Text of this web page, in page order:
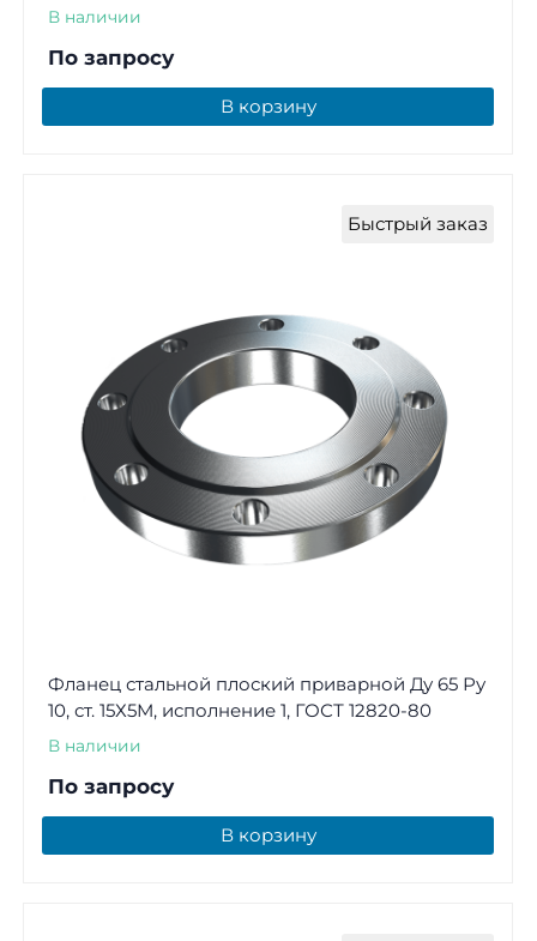
В наличии
По запросу
В корзину
Быстрый заказ
Фланец стальной плоский приварной Ду 65 Ру
10, ст. 15Х5М, исполнение 1, ГОСТ 12820-80
В наличии
По запросу
В корзину